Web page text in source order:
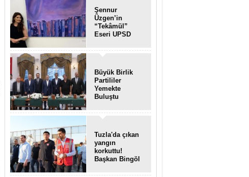
Şennur
Üzgen’in
“Tekâmül”
Eseri UPSD
Sergisi’nde
Büyük Birlik
Partililer
Yemekte
Buluştu
Tuzla'da çıkan
yangın
korkuttu!
Başkan Bingöl